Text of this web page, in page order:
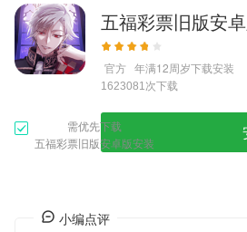
问答
五福彩票旧版安
官方 年满12周岁下载安装
1623081次下载
需优先下载
五福彩票旧版安卓版安装
小编点评